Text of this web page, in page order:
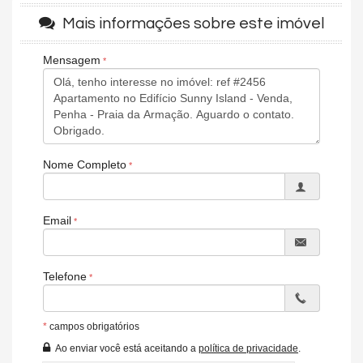
Acabamento em Gesso
Vista Panorâmica
Área de Serviço
Living
Sacada com Churrasqueira
Sala de Jantar
Cozinha Americana
Lavabo
Sacada Técnica
Sala de TV
Área de Serviço
Sacada com Churrasqueira
Sala
Cozinha
Banheiro Social
Sala para 3 Ambientes
Churrasqueira
Mais informações sobre este imóvel
Mensagem
Nome Completo
Email
Telefone
* campos obrigatórios
Ao enviar você está aceitando a política de privacidade